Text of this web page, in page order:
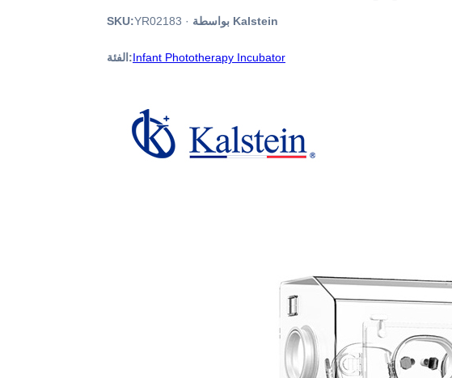
SKU:YR02183 · بواسطة Kalstein
الفئة:Infant Phototherapy Incubator